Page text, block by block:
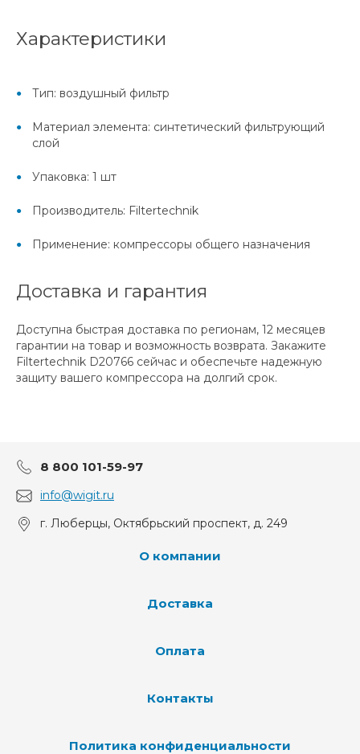
Характеристики
Тип: воздушный фильтр
Материал элемента: синтетический фильтрующий
слой
Упаковка: 1 шт
Производитель: Filtertechnik
Применение: компрессоры общего назначения
Доставка и гарантия
Доступна быстрая доставка по регионам, 12 месяцев
гарантии на товар и возможность возврата. Закажите
Filtertechnik D20766 сейчас и обеспечьте надежную
защиту вашего компрессора на долгий срок.
8 800 101-59-97
info@wigit.ru
г. Люберцы, Октябрьский проспект, д. 249
О компании
Доставка
Оплата
Контакты
Политика конфиденциальности